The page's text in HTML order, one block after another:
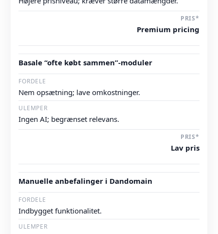
Premium pricing
Basale “ofte købt sammen”-moduler
Nem opsætning; lave omkostninger.
Ingen AI; begrænset relevans.
Lav pris
Manuelle anbefalinger i Dandomain
Indbygget funktionalitet.